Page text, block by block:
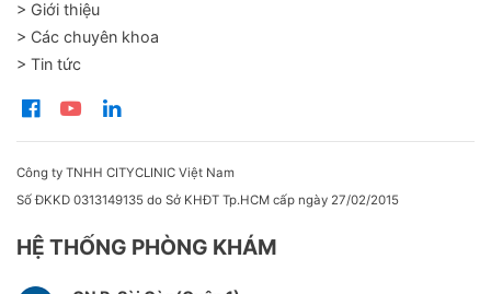
> Giới thiệu
> Các chuyên khoa
> Tin tức
Công ty TNHH CITYCLINIC Việt Nam
Số ĐKKD 0313149135 do Sở KHĐT Tp.HCM cấp ngày 27/02/2015
HỆ THỐNG PHÒNG KHÁM